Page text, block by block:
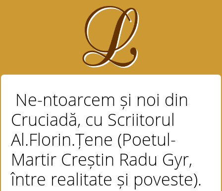
Ne-ntoarcem și noi din
Cruciadă, cu Scriitorul
Al.Florin.Țene (Poetul-
Martir Creștin Radu Gyr,
între realitate și poveste).